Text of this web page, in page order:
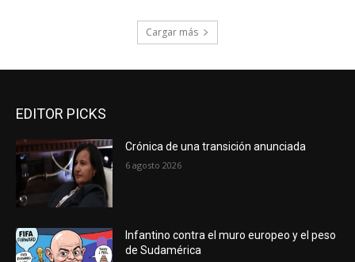
Cargar más
EDITOR PICKS
Crónica de una transición anunciada
6 agosto 2026
Infantino contra el muro europeo y el peso
de Sudamérica